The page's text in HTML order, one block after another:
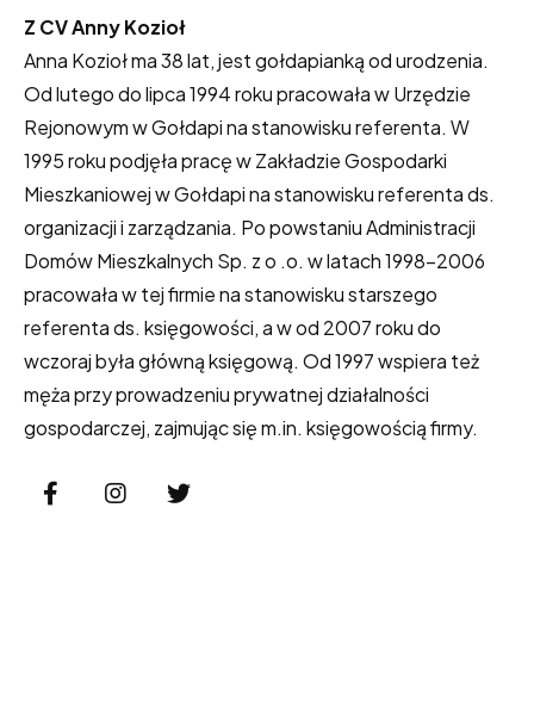
Z CV Anny Kozioł
Anna Kozioł ma 38 lat, jest gołdapianką od urodzenia.
Od lutego do lipca 1994 roku pracowała w Urzędzie
Rejonowym w Gołdapi na stanowisku referenta. W
1995 roku podjęła pracę w Zakładzie Gospodarki
Mieszkaniowej w Gołdapi na stanowisku referenta ds.
organizacji i zarządzania. Po powstaniu Administracji
Domów Mieszkalnych Sp. z o .o. w latach 1998-2006
pracowała w tej firmie na stanowisku starszego
referenta ds. księgowości, a w od 2007 roku do
wczoraj była główną księgową. Od 1997 wspiera też
męża przy prowadzeniu prywatnej działalności
gospodarczej, zajmując się m.in. księgowością firmy.